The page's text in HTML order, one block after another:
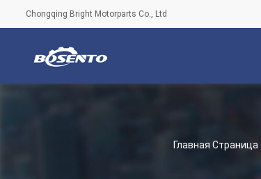
Chongqing Bright Motorparts Co., Ltd
Главная Страница